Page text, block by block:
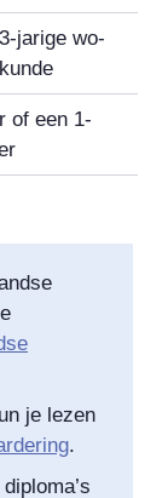
jarige wo-
of een 1-
je lezen
.